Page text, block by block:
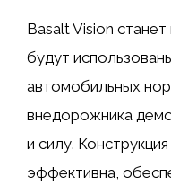
Basalt Vision
будут
автомобильных
внедорожника
и силу.
эффективна,